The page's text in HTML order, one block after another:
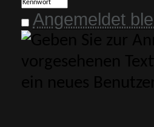
Angemeldet